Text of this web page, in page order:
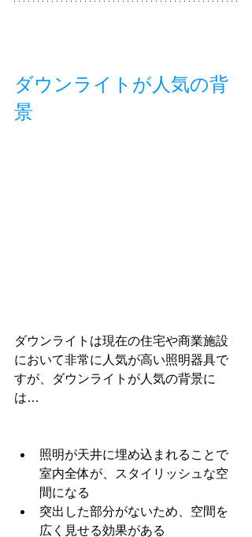
ダウンライトが人気の背
景
ダウンライトは現在の住宅や商業施設
において非常に人気が高い照明器具で
すが、ダウンライトが人気の背景に
は…
照明が天井に埋め込まれることで
室内全体が、スタイリッシュな空
間になる
突出した部分がないため、空間を
広く見せる効果がある